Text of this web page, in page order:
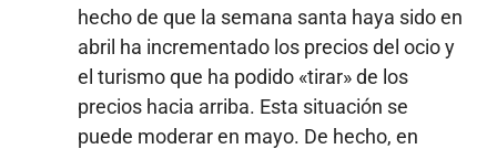
hecho de que la semana santa haya sido en
abril ha incrementado los precios del ocio y
el turismo que ha podido «tirar» de los
precios hacia arriba. Esta situación se
puede moderar en mayo. De hecho, en